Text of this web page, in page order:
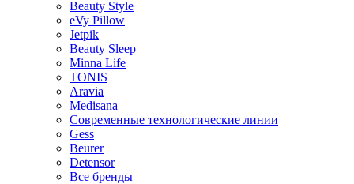
Beauty Style
eVy Pillow
Jetpik
Beauty Sleep
Minna Life
TONIS
Aravia
Medisana
Современные технологические линии
Gess
Beurer
Detensor
Все бренды